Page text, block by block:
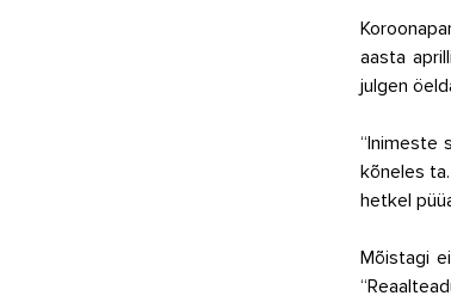
aasta
julgen
“Inimeste
kõneles
hetkel
Mõistagi